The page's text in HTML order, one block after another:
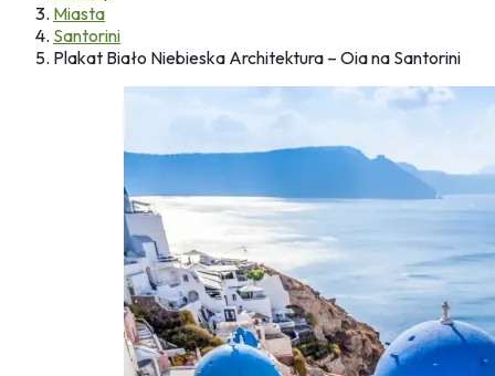
Miasta
Santorini
Plakat Biało Niebieska Architektura – Oia na Santorini